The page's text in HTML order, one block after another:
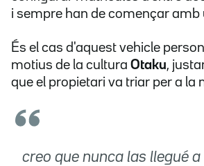
i sempre han de començar amb
És el cas d'aquest vehicle
motius de la cultura Otaku,
que el propietari va triar per a la
creo que nunca las llegué